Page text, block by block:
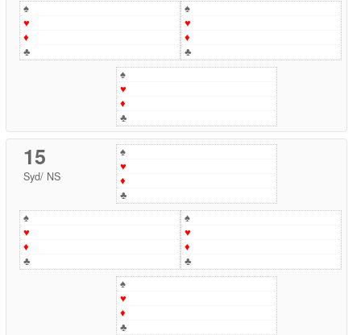
♠
♥
♦
♣
♠
♥
♦
♣
♠
♥
♦
♣
15
Syd/ NS
♠
♥
♦
♣
♠
♥
♦
♣
♠
♥
♦
♣
♠
♥
♦
♣